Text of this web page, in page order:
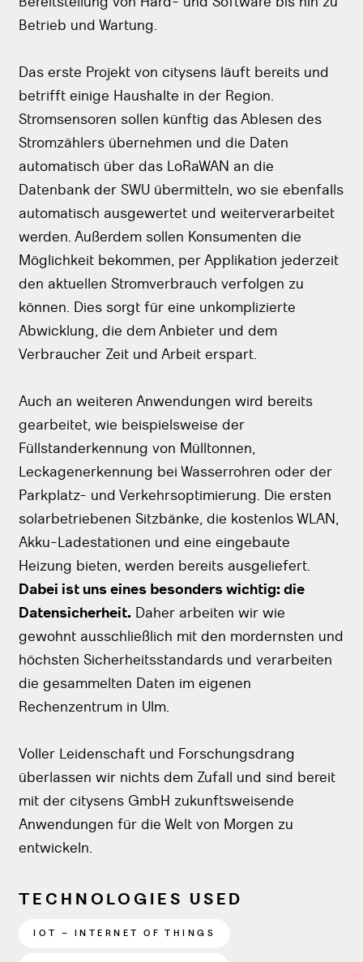
Betrieb und Wartung.
Das erste Projekt von citysens läuft bereits und
betrifft einige Haushalte in der Region.
Stromsensoren sollen künftig das Ablesen des
Stromzählers übernehmen und die Daten
automatisch über das LoRaWAN an die
Datenbank der SWU übermitteln, wo sie ebenfalls
automatisch ausgewertet und weiterverarbeitet
werden. Außerdem sollen Konsumenten die
Möglichkeit bekommen, per Applikation jederzeit
den aktuellen Stromverbrauch verfolgen zu
können. Dies sorgt für eine unkomplizierte
Abwicklung, die dem Anbieter und dem
Verbraucher Zeit und Arbeit erspart.
Auch an weiteren Anwendungen wird bereits
gearbeitet, wie beispielsweise der
Füllstanderkennung von Mülltonnen,
Leckagenerkennung bei Wasserrohren oder der
Parkplatz- und Verkehrsoptimierung. Die ersten
solarbetriebenen Sitzbänke, die kostenlos WLAN,
Akku-Ladestationen und eine eingebaute
Heizung bieten, werden bereits ausgeliefert.
Dabei ist uns eines besonders wichtig: die
Datensicherheit. Daher arbeiten wir wie
gewohnt ausschließlich mit den mordernsten und
höchsten Sicherheitsstandards und verarbeiten
die gesammelten Daten im eigenen
Rechenzentrum in Ulm.
Voller Leidenschaft und Forschungsdrang
überlassen wir nichts dem Zufall und sind bereit
mit der citysens GmbH zukunftsweisende
Anwendungen für die Welt von Morgen zu
entwickeln.
TECHNOLOGIES USED
IOT – INTERNET OF THINGS